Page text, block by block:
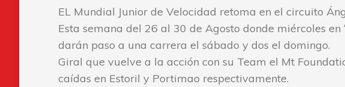
EL Mundial Junior de Velocidad retoma en el circuito
Esta semana del 26 al 30 de Agosto donde miércoles
darán paso a una carrera el sábado y dos el domingo.
Giral que vuelve a la acción con su Team el Mt
caídas en Estoril y Portimao respectivamente.